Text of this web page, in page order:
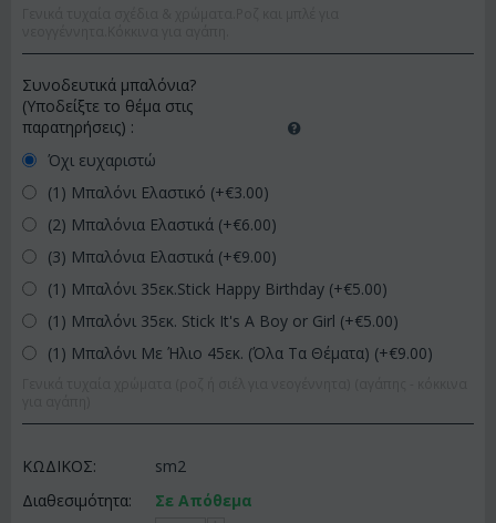
Συνοδευτικά μπαλόνια?
(Υποδείξτε το θέμα στις
παρατηρήσεις) :
Όχι ευχαριστώ
(1) Μπαλόνι Ελαστικό (+€3.00)
(2) Μπαλόνια Ελαστικά (+€6.00)
(3) Μπαλόνια Ελαστικά (+€9.00)
(1) Μπαλόνι 35εκ.Stick Happy Birthday (+€5.00)
(1) Μπαλόνι 35εκ. Stick It's A Boy or Girl (+€5.00)
(1) Μπαλόνι Με Ήλιο 45εκ. (Όλα Τα Θέματα) (+€9.00)
ΚΩΔΙΚΟΣ:
sm2
Διαθεσιμότητα:
Σε Απόθεμα